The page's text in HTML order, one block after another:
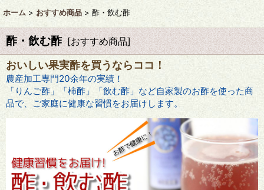
ホーム > おすすめ商品 > 酢・飲む酢
酢・飲む酢 [おすすめ商品]
おいしい果実酢を買うならココ！
農産加工専門20余年の実績！
「りんご酢」「柿酢」「飲む酢」など自家製のお酢を使った商
品で、ご家庭に健康な習慣をお届けします。